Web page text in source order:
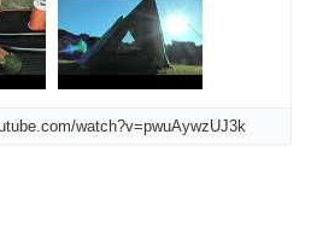
watch?v=pwuAywzUJ3k